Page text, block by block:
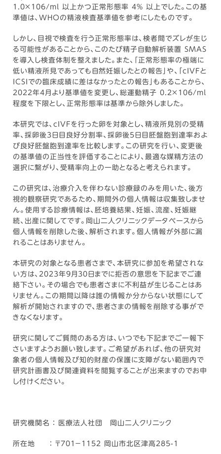
1.0×106/ml 以上かつ正常形態率 4% 以上でした。この基
準値は、WHOの精液検査基準値を参考にしたものです。
しかし、目視で検査を行う正常形態率は、検者間でズレが生じ
る可能性があることから、このたび精子自動解析装置 SMAS
を導入し検査体制を整えました。また、「正常形態率の極端に
低い精液所見であっても自然妊娠したとの報告」や、「cIVFと
ICSIでの臨床成績に差はなかったとの報告」もあることから、
2022年4月より基準値を変更し、総運動精子 0.2×106/ml
程度を下限とし、正常形態率は基準から除外しました。
本研究では、cIVFを行った卵を対象とし、精液所見別の受精
率、採卵後3日目良好分割率、採卵後5日目胚盤胞到達率およ
び良好胚盤胞到達率を比較します。この研究を行い、変更後
の基準値の正当性を評価することにより、最適な媒精方法の
選択に繋がり、受精率向上の一助となると考えられます。
この研究は、治療介入を伴わない診療録のみを用いた、後方
視的観察研究であるため、期間外の個人情報は収集致しませ
ん。使用する診療情報は、胚培養結果、妊娠、流産、妊娠継
続、出産に関してです。岡山二人クリニックデータベースから
個人情報を削除した後、解析されます。個人情報が外部に漏
れることはありません。
本研究の対象となる患者さまで、本研究に参加を希望されな
い方は、2023年9月30日までに拒否の意思を下記までご連
絡下さい。その場合でも患者さまに不利益が生じることはあ
りません。この期間以降は誰の情報か分からない状態にして
解析が開始されますので、患者さまの情報を削除する事がで
きなくなります。
研究に関してご質問のある方は、いつでも下記までご一報下
さいますようお願い致します。ご希望があれば、他の研究対
象者の個人情報及び知的財産の保護に支障がない範囲内で
研究計画書及び関連資料を閲覧することが出来ますのでお申
し付けください。
研究機関名 ： 医療法人社団 岡山二人クリニック
所在地 ： 〒701－1152 岡山市北区津高285-1